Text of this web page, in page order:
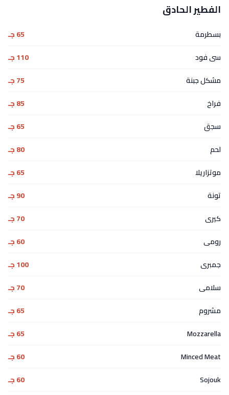
الفطير الحادق
بسطرمة
65 جـ
سى فود
110 جـ
مشكل جبنة
75 جـ
فراخ
85 جـ
سجق
65 جـ
لحم
80 جـ
موتزاريلا
65 جـ
تونة
90 جـ
كيرى
70 جـ
رومى
60 جـ
جمبرى
100 جـ
سلامى
70 جـ
مشروم
65 جـ
Mozzarella
65 جـ
Minced Meat
60 جـ
Sojouk
60 جـ